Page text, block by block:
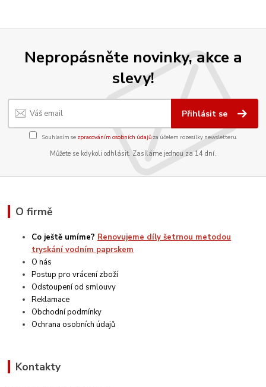
Nepropásněte novinky, akce a
slevy!
Přihlásit se
Souhlasím se zpracováním osobních údajůza účelem rozesílky newsletteru.
Můžete se kdykoli odhlásit. Zasíláme jednou za 14 dní.
O firmě
Co ještě umíme? Renovujeme díly šetrnou metodou
tryskání vodním paprskem
O nás
Postup pro vrácení zboží
Odstoupení od smlouvy
Reklamace
Obchodní podmínky
Ochrana osobních údajů
Kontakty